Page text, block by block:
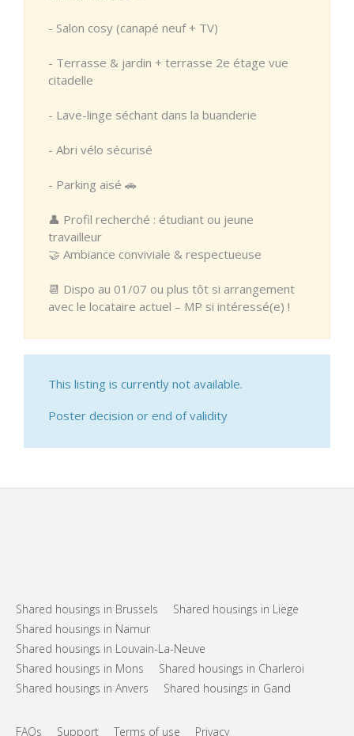
- Salon cosy (canapé neuf + TV)
- Terrasse & jardin + terrasse 2e étage vue
citadelle
- Lave-linge séchant dans la buanderie
- Abri vélo sécurisé
- Parking aisé 🚗
👤 Profil recherché : étudiant ou jeune
travailleur
🤝 Ambiance conviviale & respectueuse
📆 Dispo au 01/07 ou plus tôt si arrangement
avec le locataire actuel – MP si intéressé(e) !
This listing is currently not available.
Poster decision or end of validity
Shared housings in Brussels
Shared housings in Liege
Shared housings in Namur
Shared housings in Louvain-La-Neuve
Shared housings in Mons
Shared housings in Charleroi
Shared housings in Anvers
Shared housings in Gand
FAQs Support Terms of use Privacy